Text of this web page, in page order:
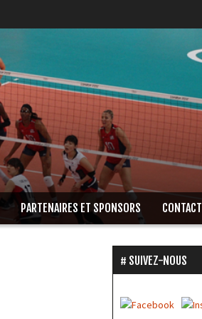
PARTENAIRES ET SPONSORS CONTACT
SUIVEZ-NOUS